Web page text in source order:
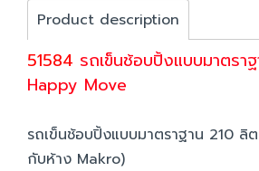
Product description
51584 รถเข็นช้อบปิ้งแบบมาตรา
Happy Move
รถเข็นช้อบปิ้งแบบมาตราฐาน 210 ลิ
กับห้าง Makro)